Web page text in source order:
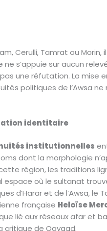
Cerulli, Tamrat ou
ne s’appuie sur aucun
une réfutation. La mise
politiques de l’Awsa
identitaire
institutionnelles
dont la morphologie
région, les traditions
espace où le sultanat
et de l’Awsa, le
française Heloïse
lié aux réseaux afar et
critique de Qayaad.